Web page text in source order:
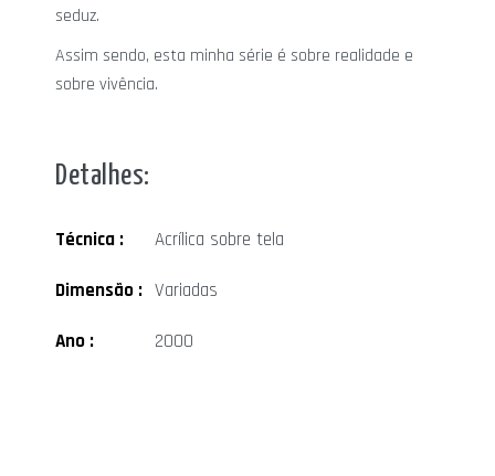
seduz.
Assim sendo, esta minha série é sobre realidade e
sobre vivência.
Detalhes:
Técnica : Acrílica sobre tela
Dimensão : Variadas
Ano : 2000